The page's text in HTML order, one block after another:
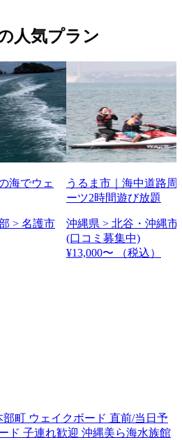
人気プラン
海でウェ
> 名護市
うるま市｜海中道路周
ーツ2時間遊び放題
沖縄県 > 北谷・沖縄市
(口コミ募集中)
¥13,000〜
（税込）
部町 ウェイクボード 直前/当日予
ド 子連れ歓迎 沖縄美ら海水族館